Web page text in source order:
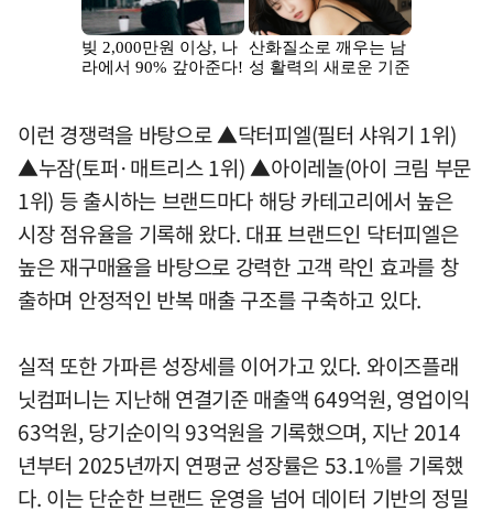
이런 경쟁력을 바탕으로 ▲닥터피엘(필터 샤워기 1위)
▲누잠(토퍼·매트리스 1위) ▲아이레놀(아이 크림 부문
1위) 등 출시하는 브랜드마다 해당 카테고리에서 높은
시장 점유율을 기록해 왔다. 대표 브랜드인 닥터피엘은
높은 재구매율을 바탕으로 강력한 고객 락인 효과를 창
출하며 안정적인 반복 매출 구조를 구축하고 있다.
실적 또한 가파른 성장세를 이어가고 있다. 와이즈플래
닛컴퍼니는 지난해 연결기준 매출액 649억원, 영업이익
63억원, 당기순이익 93억원을 기록했으며, 지난 2014
년부터 2025년까지 연평균 성장률은 53.1%를 기록했
다. 이는 단순한 브랜드 운영을 넘어 데이터 기반의 정밀